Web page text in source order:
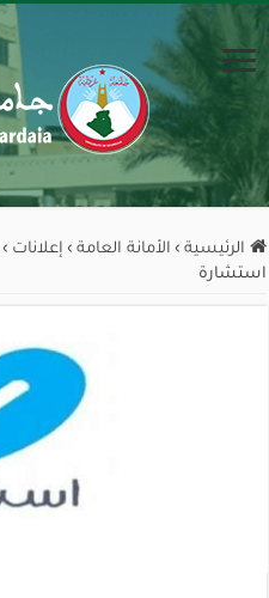
الرئيسية › الأمانة العامة › إعلانات ›
استشارة